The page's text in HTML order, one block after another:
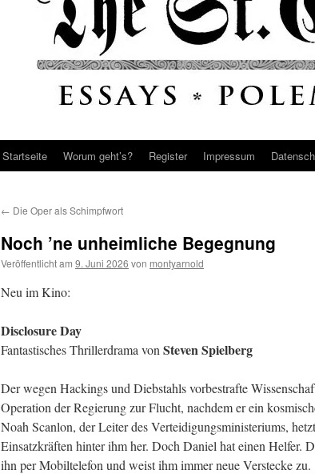
Startseite Worum geht’s? Register Impressum
← Die Oper als Schimpfwort
Noch ’ne unheimliche Begegnung
Veröffentlicht am 9. Juni 2026 von montyarnold
Neu im Kino:
Disclosure Day
Fantastisches Thrillerdrama von Steven Spielberg
Der wegen Hackings und Diebstahls vorbestrafte
Operation der Regierung zur Flucht, nachdem er ein
Noah Scanlon, der Leiter des Verteidigungsministeriums,
Einsatzkräften hinter ihm her. Doch Daniel hat einen Helfer.
ihn per Mobiltelefon und weist ihm immer neue Verstecke zu.